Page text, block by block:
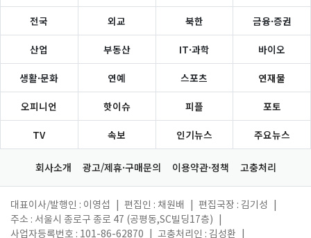
전국 외교 북한 금융·증권
산업 부동산 IT·과학 바이오
생활·문화 연예 스포츠 연재물
오피니언 핫이슈 피플 포토
TV 속보 인기뉴스 주요뉴스
회사소개 광고/제휴·구매문의 이용약관·정책 고충처리
대표이사/발행인 : 이영섭 편집인 : 채원배 편집국장 : 김기성
주소 : 서울시 종로구 종로 47 (공평동,SC빌딩17층)
사업자등록번호 : 101-86-62870
고충처리인 : 김성환